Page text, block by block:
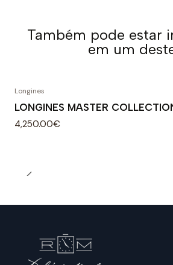
Também pode estar
em um
Longines
LONGINES MASTER
4,250.00€